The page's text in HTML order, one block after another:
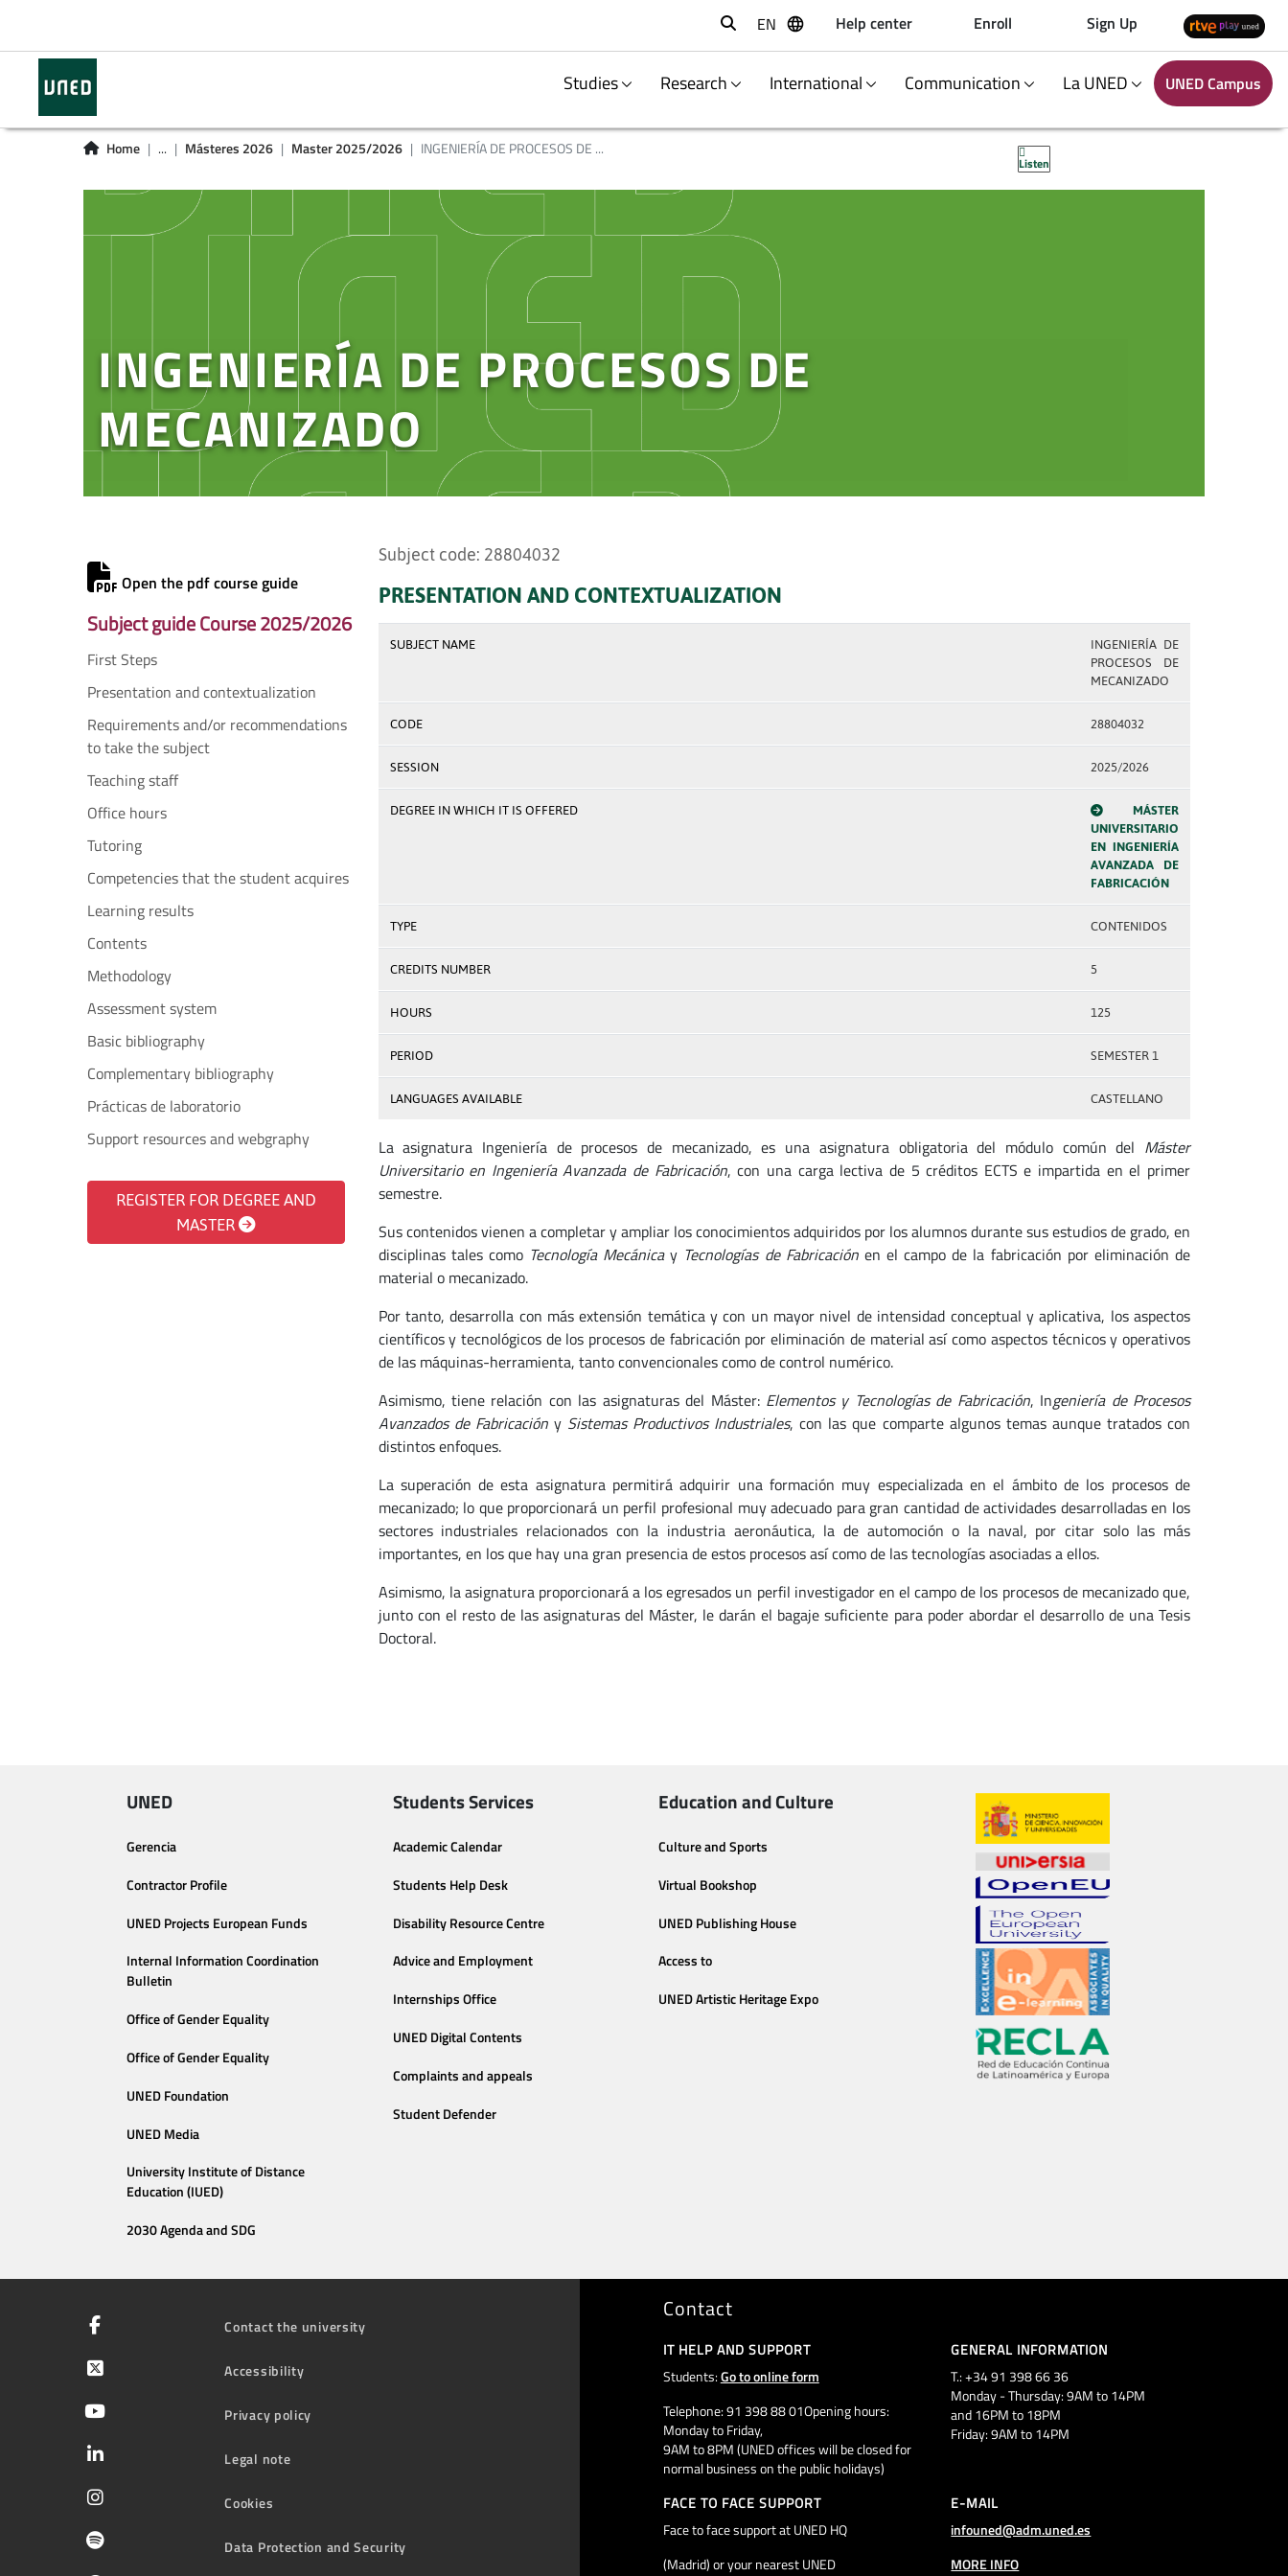
Buscar
EN Help center Enroll Sign Up
Studies Research International Communication La UNED UNED Campus
Home ... Másteres 2026 Master 2025/2026 INGENIERÍA DE PROCESOS DE ...
Listen
INGENIERÍA DE PROCESOS DE
MECANIZADO
Open the pdf course guide
Subject guide Course 2025/2026
First Steps
Presentation and contextualization
Requirements and/or recommendations
to take the subject
Teaching staff
Office hours
Tutoring
Competencies that the student acquires
Learning results
Contents
Methodology
Assessment system
Basic bibliography
Complementary bibliography
Prácticas de laboratorio
Support resources and webgraphy
REGISTER FOR DEGREE AND
MASTER
Subject code: 28804032
PRESENTATION AND CONTEXTUALIZATION
SUBJECT NAME
INGENIERÍA DE
PROCESOS DE
MECANIZADO
CODE 28804032
SESSION 2025/2026
DEGREE IN WHICH IT IS OFFERED
MÁSTER
UNIVERSITARIO
EN INGENIERÍA
AVANZADA DE
FABRICACIÓN
TYPE CONTENIDOS
CREDITS NUMBER 5
HOURS 125
PERIOD SEMESTER 1
LANGUAGES AVAILABLE CASTELLANO
La asignatura Ingeniería de procesos de mecanizado, es una asignatura obligatoria del módulo común del Máster
Universitario en Ingeniería Avanzada de Fabricación, con una carga lectiva de 5 créditos ECTS e impartida en el primer
semestre.
Sus contenidos vienen a completar y ampliar los conocimientos adquiridos por los alumnos durante sus estudios de grado, en
disciplinas tales como Tecnología Mecánicay Tecnologías de Fabricaciónen el campo de la fabricación por eliminación de
material o mecanizado.
Por tanto, desarrolla con más extensión temática y con un mayor nivel de intensidad conceptual y aplicativa, los aspectos
científicos y tecnológicos de los procesos de fabricación por eliminación de material así como aspectos técnicos y operativos
de las máquinas-herramienta, tanto convencionales como de control numérico.
Asimismo, tiene relación con las asignaturas del Máster: Elementos y Tecnologías de Fabricación, Ingeniería de Procesos
Avanzados de Fabricacióny Sistemas Productivos Industriales, con las que comparte algunos temas aunque tratados con
distintos enfoques.
La superación de esta asignatura permitirá adquirir una formación muy especializada en el ámbito de los procesos de
mecanizado; lo que proporcionará un perfil profesional muy adecuado para gran cantidad de actividades desarrolladas en los
sectores industriales relacionados con la industria aeronáutica, la de automoción o la naval, por citar solo las más
importantes, en los que hay una gran presencia de estos procesos así como de las tecnologías asociadas a ellos.
Asimismo, la asignatura proporcionará a los egresados un perfil investigador en el campo de los procesos de mecanizado que,
junto con el resto de las asignaturas del Máster, le darán el bagaje suficiente para poder abordar el desarrollo de una Tesis
Doctoral.
UNED
Gerencia
Contractor Profile
UNED Projects European Funds
Internal Information Coordination
Bulletin
Office of Gender Equality
Office of Gender Equality
UNED Foundation
UNED Media
University Institute of Distance
Education (IUED)
2030 Agenda and SDG
Students Services
Academic Calendar
Students Help Desk
Disability Resource Centre
Advice and Employment
Internships Office
UNED Digital Contents
Complaints and appeals
Student Defender
Education and Culture
Culture and Sports
Virtual Bookshop
UNED Publishing House
Access to
UNED Artistic Heritage Expo
Contact the university
Accessibility
Privacy policy
Legal note
Cookies
Data Protection and Security
Contact
IT HELP AND SUPPORT
Students:Go to online form
Telephone: 91 398 88 01Opening hours:
Monday to Friday,
9AM to 8PM (UNED offices will be closed for
normal business on the public holidays)
GENERAL INFORMATION
T.: +34 91 398 66 36
Monday - Thursday: 9AM to 14PM
and 16PM to 18PM
Friday: 9AM to 14PM
FACE TO FACE SUPPORT
Face to face support at UNED HQ
(Madrid) or your nearest UNED
E-MAIL
infouned@adm.uned.es
MORE INFO